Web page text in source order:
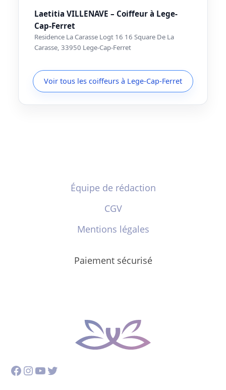
Laetitia VILLENAVE – Coiffeur à Lege-
Cap-Ferret
Residence La Carasse Logt 16 16 Square De La
Carasse, 33950 Lege-Cap-Ferret
Voir tous les coiffeurs à Lege-Cap-Ferret
Équipe de rédaction
CGV
Mentions légales
Paiement sécurisé
Facebook
Instagram
YouTube
Twitter